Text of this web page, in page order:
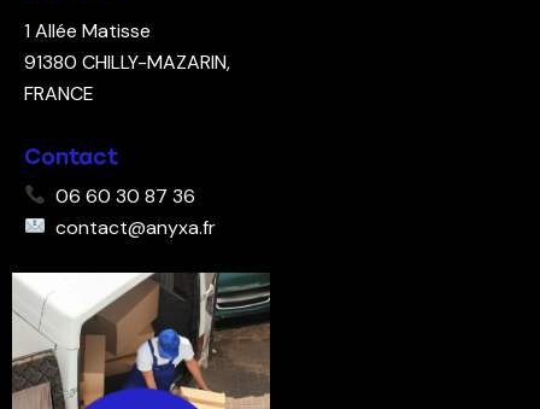
1 Allée Matisse
91380 CHILLY-MAZARIN,
FRANCE
Contact
06 60 30 87 36
contact@anyxa.fr